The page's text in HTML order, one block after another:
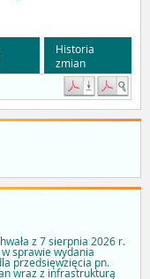
z 7 sierpnia 2026 r.
sprawie wydania
przedsięwzięcia pn.
wraz z infrastrukturą
Historia
zmian